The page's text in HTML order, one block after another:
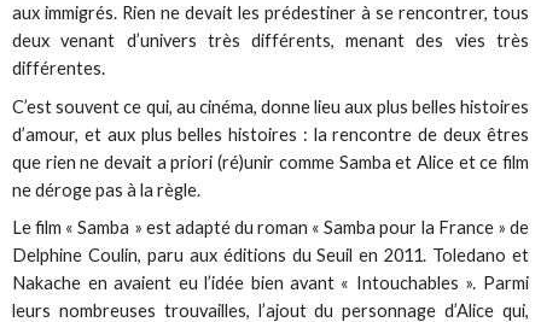
aux immigrés. Rien ne devait les prédestiner à se rencontrer, tous
deux venant d’univers très différents, menant des vies très
différentes.
C’est souvent ce qui, au cinéma, donne lieu aux plus belles histoires
d’amour, et aux plus belles histoires : la rencontre de deux êtres
que rien ne devait a priori (ré)unir comme Samba et Alice et ce film
ne déroge pas à la règle.
Le film « Samba » est adapté du roman « Samba pour la France » de
Delphine Coulin, paru aux éditions du Seuil en 2011. Toledano et
Nakache en avaient eu l’idée bien avant « Intouchables ». Parmi
leurs nombreuses trouvailles, l’ajout du personnage d’Alice qui,